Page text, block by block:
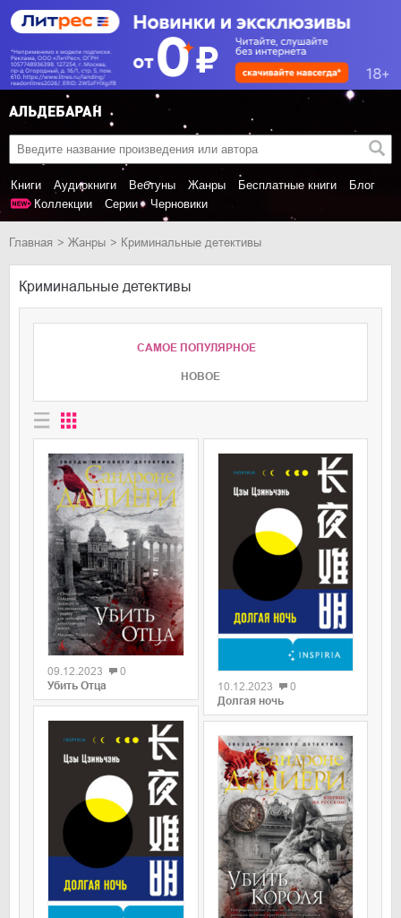
Книги Аудиокниги Вебтуны Жанры Бесплатные книги
Блог
Коллекции
Серии Черновики
Главная Жанры Криминальные детективы
Криминальные детективы
САМОЕ ПОПУЛЯРНОЕ
НОВОЕ
0
09.12.2023
0
Убить Отца
10.12.2023
0
Долгая ночь